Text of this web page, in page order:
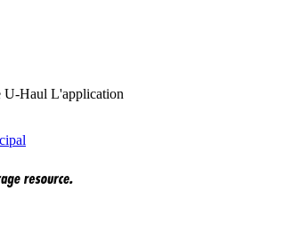
U-Haul L'application